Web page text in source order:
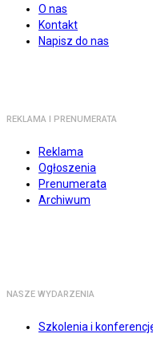
O nas
Kontakt
Napisz do nas
REKLAMA I PRENUMERATA
Reklama
Ogłoszenia
Prenumerata
Archiwum
NASZE WYDARZENIA
Szkolenia i